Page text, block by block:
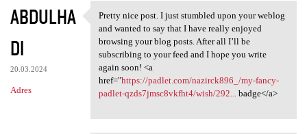
ABDULHA
DI
20.03.2024
Adres
Pretty nice post. I just
Pretty nice post. I just stumbled upon your weblog
and wanted to say that I have really enjoyed
browsing your blog posts. After all I’ll be
subscribing to your feed and I hope you write
again soon! <a
href="https://padlet.com/nazirck896_/my-fancy-
padlet-qzds7jmsc8vkfht4/wish/292...
badge</a>